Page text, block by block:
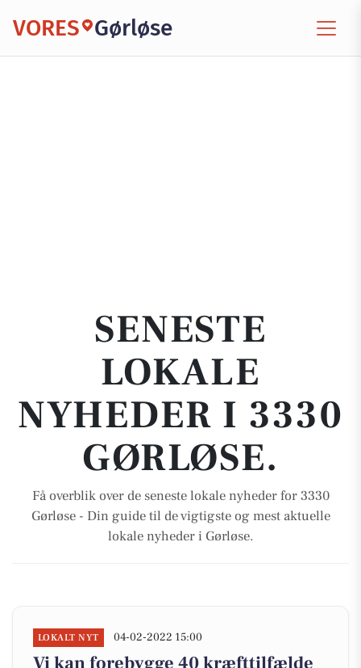
VORES Gørløse
SENESTE
LOKALE
NYHEDER I 3330
GØRLØSE.
Få overblik over de seneste lokale nyheder for 3330
Gørløse - Din guide til de vigtigste og mest aktuelle
lokale nyheder i Gørløse.
LOKALT NYT 04-02-2022 15:00
Vi kan forebygge 40 kræfttilfælde